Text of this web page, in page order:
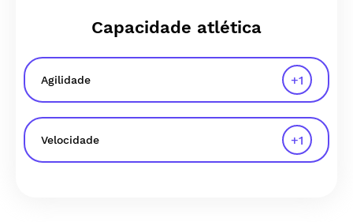
Capacidade atlética
Agilidade +1
Velocidade +1